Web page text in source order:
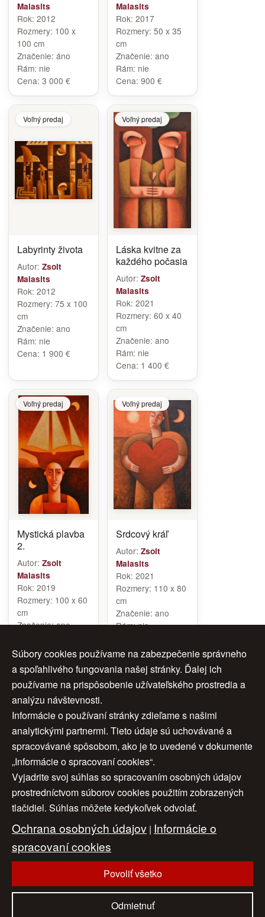
Malasits
Rok: 2012
Rozmery: 100 x
100 cm
Značenie: áno
Rám: nie
Cena: 3 000 €
Malasits
Rok: 2017
Rozmery: 50 x 35
cm
Značenie: ano
Rám: nie
Cena: 900 €
Voľný predaj
Labyrinty života
Autor: Zsolt
Malasits
Rok: 2012
Rozmery: 75 x 100
cm
Značenie: ano
Rám: nie
Cena: 1 900 €
Voľný predaj
Láska kvitne za
každého počasia
Autor: Zsolt
Malasits
Rok: 2021
Rozmery: 60 x 40
cm
Značenie: ano
Rám: nie
Cena: 1 400 €
Voľný predaj
Mystická plavba
2.
Autor: Zsolt
Malasits
Rok: 2019
Rozmery: 100 x 60
cm
Značenie:ano
Cena:1 900 €
Voľný predaj
Srdcový kráľ
Autor: Zsolt
Malasits
Rok: 2021
Rozmery: 110 x 80
cm
Značenie: ano
Rám:nie
>>
1
Úvod | O nás | Obchodné podmienky |
Ochrana osobných údajov | Cookies
Nastavenia cookies | Cenník | Aktuality | Kontakt
|
© 2006-2026 ART CONSULTING, Všetky práva vyhradené
Súbory cookies používame na zabezpečenie správneho
a spoľahlivého fungovania našej stránky. Ďalej ich
používame na prispôsobenie užívateľského prostredia a
analýzu návštevnosti.
Informácie o používaní stránky zdieľame s našimi
analytickými partnermi. Tieto údaje sú uchovávané a
spracovávané spôsobom, ako je to uvedené v dokumente
„Informácie o spracovaní cookies“.
Vyjadrite svoj súhlas so spracovaním osobných údajov
prostredníctvom súborov cookies použitím zobrazených
tlačidiel. Súhlas môžete kedykoľvek odvolať.
Ochrana osobných údajov | Informácie o
spracovaní cookies
Povoliť všetko
Odmietnuť